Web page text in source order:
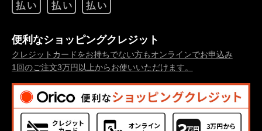
便利なショッピングクレジット
クレジットカードをお持ちでない方もオンラインでお申込み
1回のご注文3万円以上からお使いいただけます。